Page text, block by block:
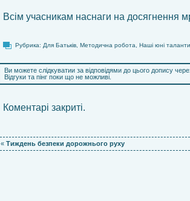
Всім учасникам наснаги на досягнення
Рубрика: Для Батьків Методична робота Наші юні таланти
Ви можете слідкуватии за відповідями до цього допису
Відгуки та пінг поки що не можливі.
Коментарі закриті.
« Тиждень безпеки дорожнього руху